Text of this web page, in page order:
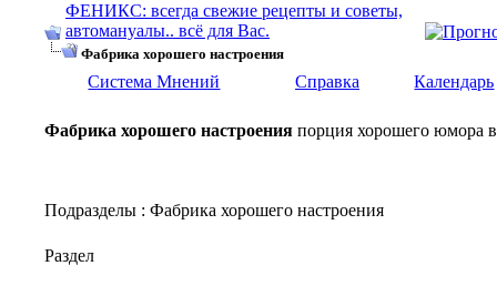
ФЕНИКС: всегда свежие рецепты и советы,
автомануалы.. всё для Вас.
Фабрика хорошего настроения
Система Мнений Справка Календарь
Фабрика хорошего настроения порция хорошего юмора
Подразделы : Фабрика хорошего настроения
Раздел